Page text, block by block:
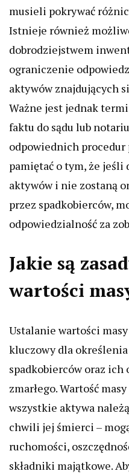
musieli pokrywać
Istnieje również
dobrodziejstwem
ograniczenie
aktywów znajdujących
Ważne jest jednak
faktu do sądu lub
odpowiednich procedur
pamiętać o tym, że jeśli
aktywów i nie zostaną
przez spadkobierców,
odpowiedzialność za
Jakie są
wartości
Ustalanie wartości
kluczowy dla
spadkobierców oraz ich
zmarłego. Wartość
wszystkie aktywa
chwili jej śmierci –
ruchomości,
składniki majątkowe.